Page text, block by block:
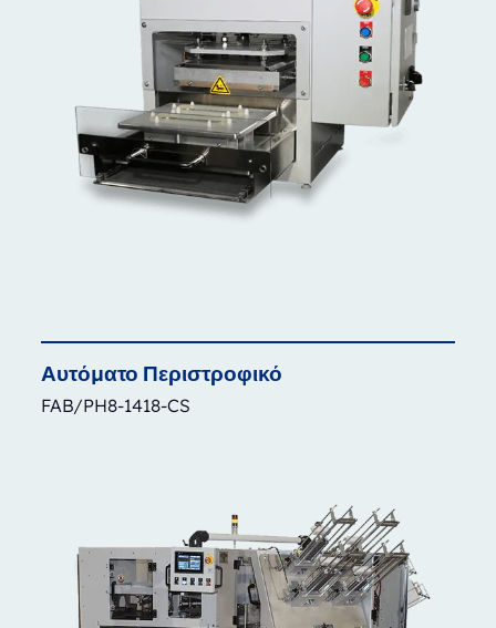
Αυτόματο Περιστροφικό
FAB/PH8-1418-CS